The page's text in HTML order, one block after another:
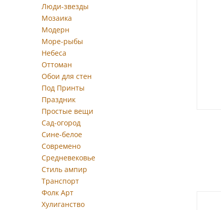
Люди-звезды
Мозаика
Модерн
Море-рыбы
Небеса
Оттоман
Обои для стен
Под Принты
Праздник
Простые вещи
Сад-огород
Сине-белое
Современо
Средневековье
Стиль ампир
Транспорт
Фолк Арт
Хулиганство